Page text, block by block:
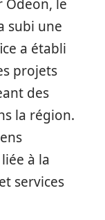
Odeon, le
subi une
a établi
projets
des
la région.
à la
services